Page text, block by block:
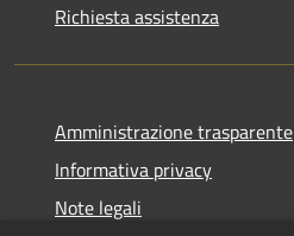
Richiesta assistenza
Amministrazione trasparente
Informativa privacy
Note legali